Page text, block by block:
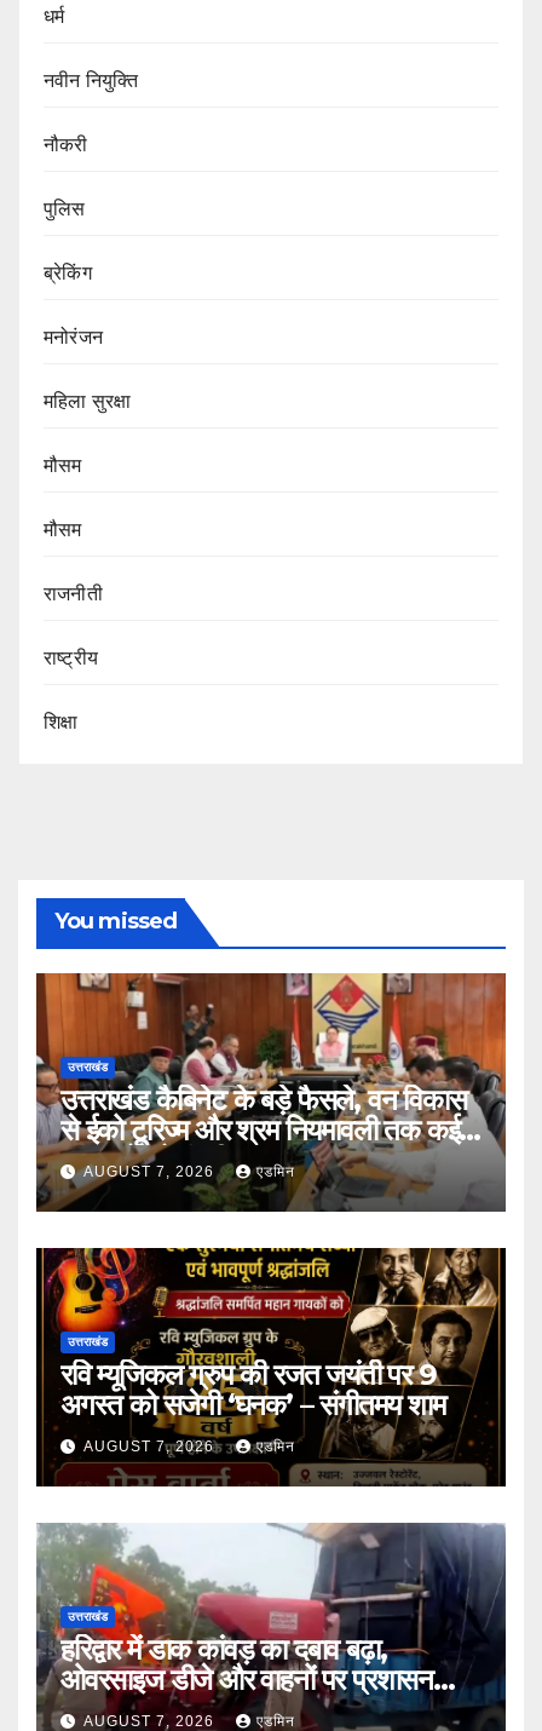
धर्म
नवीन नियुक्ति
नौकरी
पुलिस
ब्रेकिंग
मनोरंजन
महिला सुरक्षा
मौसम
मौसम
राजनीती
राष्ट्रीय
शिक्षा
You missed
उत्तराखंड
उत्तराखंड कैबिनेट के बड़े फैसले, वन विकास
से ईको टूरिज्म और श्रम नियमावली तक कई
प्रस्तावों को मंजूरी
AUGUST 7, 2026 एडमिन
उत्तराखंड
रवि म्यूजिकल ग्रुप की रजत जयंती पर 9
अगस्त को सजेगी ‘घनक’ – संगीतमय शाम
AUGUST 7, 2026 एडमिन
उत्तराखंड
हरिद्वार में डाक कांवड़ का दबाव बढ़ा,
ओवरसाइज डीजे और वाहनों पर प्रशासन
सख्तAUGUST 7, 2026 एडमिन